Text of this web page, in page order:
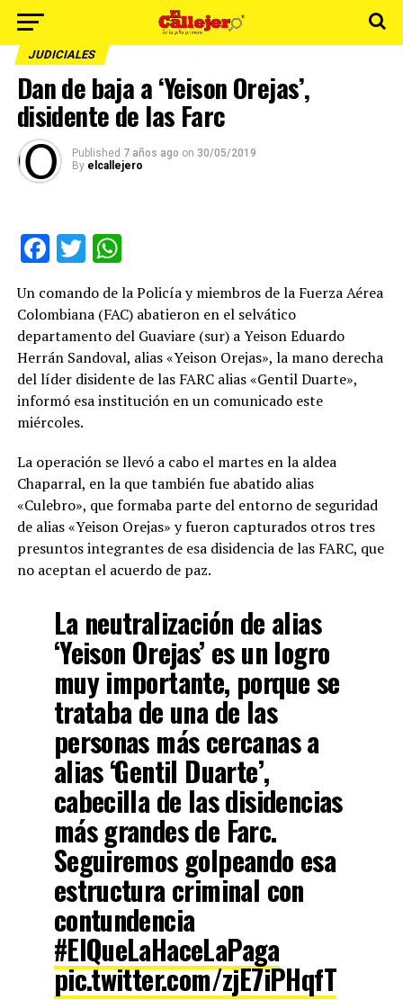
JUDICIALES
Dan de baja a ‘Yeison Orejas’,
disidente de las Farc
Published 7 años ago on 30/05/2019
By elcallejero
Facebook
TwitterWhatsApp
Un comando de la Policía y miembros de la Fuerza Aérea
Colombiana (FAC) abatieron en el selvático
departamento del Guaviare (sur) a Yeison Eduardo
Herrán Sandoval, alias «Yeison Orejas», la mano derecha
del líder disidente de las FARC alias «Gentil Duarte»,
informó esa institución en un comunicado este
miércoles.
La operación se llevó a cabo el martes en la aldea
Chaparral, en la que también fue abatido alias
«Culebro», que formaba parte del entorno de seguridad
de alias «Yeison Orejas» y fueron capturados otros tres
presuntos integrantes de esa disidencia de las FARC, que
no aceptan el acuerdo de paz.
La neutralización de alias
‘Yeison Orejas’ es un logro
muy importante, porque se
trataba de una de las
personas más cercanas a
alias ‘Gentil Duarte’,
cabecilla de las disidencias
más grandes de Farc.
Seguiremos golpeando esa
estructura criminal con
contundencia
#ElQueLaHaceLaPaga
pic.twitter.com/zjE7iPHqfT